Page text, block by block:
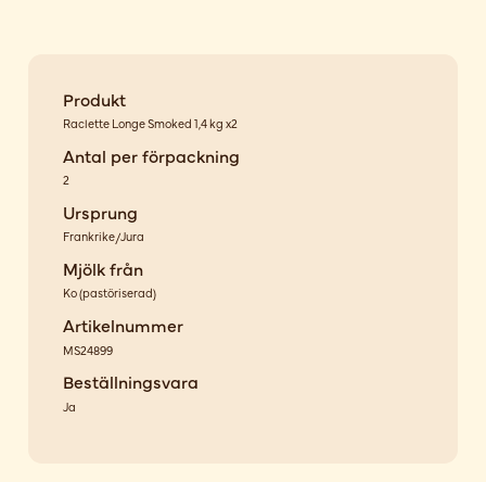
Produkt
Raclette Longe Smoked 1,4 kg x2
Antal per förpackning
2
Ursprung
Frankrike/Jura
Mjölk från
Ko(pastöriserad)
Artikelnummer
MS24899
Beställningsvara
Ja